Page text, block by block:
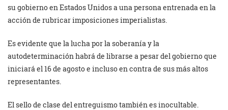
su gobierno en Estados Unidos a una persona entrenada en la
acción de rubricar imposiciones imperialistas.
Es evidente que la lucha por la soberanía y la
autodeterminación habrá de librarse a pesar del gobierno que
iniciará el 16 de agosto e incluso en contra de sus más altos
representantes.
El sello de clase del entreguismo también es inocultable.